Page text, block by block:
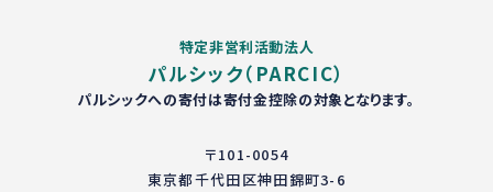
特定非営利活動法人
パルシック（PARCIC）
パルシックへの寄付は寄付金控除の対象となります。
〒101-0054
東京都千代田区神田錦町3-6